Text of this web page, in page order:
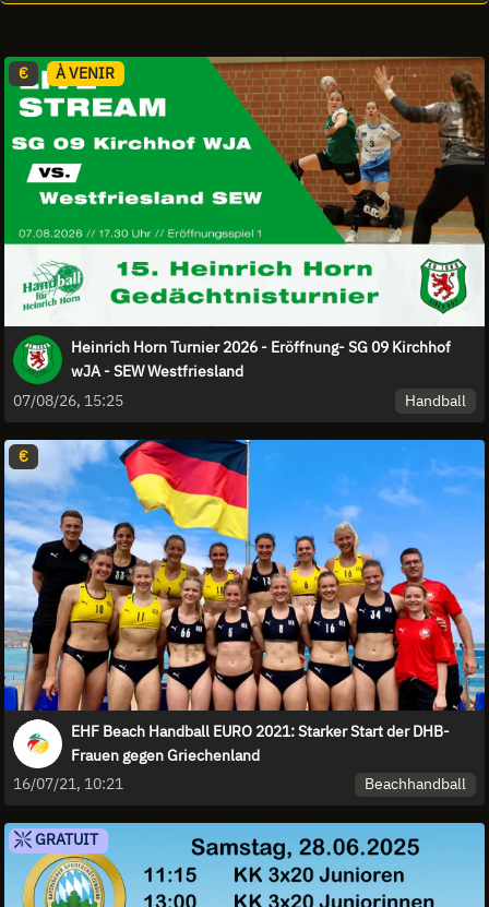
€ À VENIR
Heinrich Horn Turnier 2026 - Eröffnung- SG 09 Kirchhof
wJA - SEW Westfriesland
07/08/26, 15:25
Handball
€
EHF Beach Handball EURO 2021: Starker Start der DHB-
Frauen gegen Griechenland
16/07/21, 10:21
Beachhandball
GRATUIT